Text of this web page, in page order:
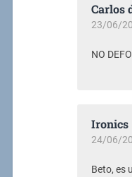
Carlos
23/06/
NO
Ironics
24/06/
Beto, es